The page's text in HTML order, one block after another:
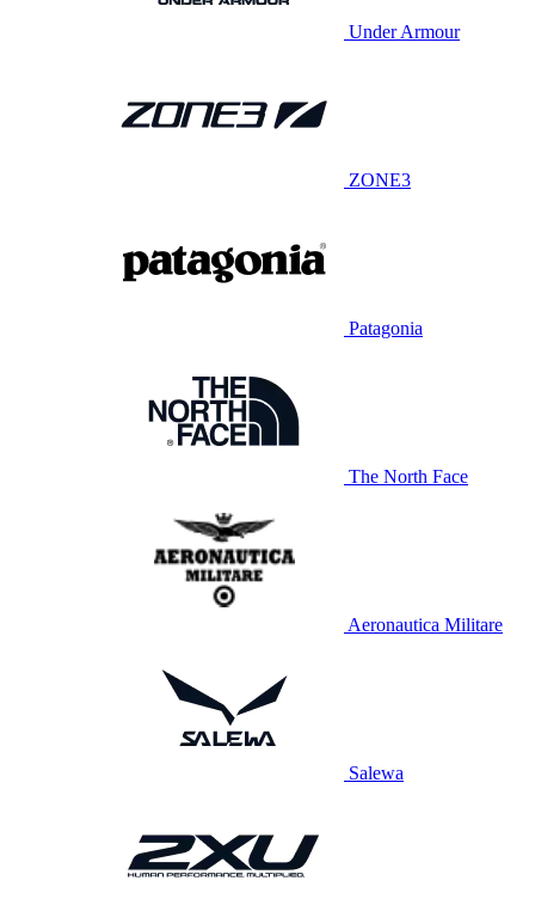
Under Armour
ZONE3
Patagonia
The North Face
Aeronautica Militare
Salewa